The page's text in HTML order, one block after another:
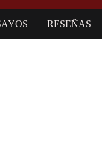
RESEÑAS